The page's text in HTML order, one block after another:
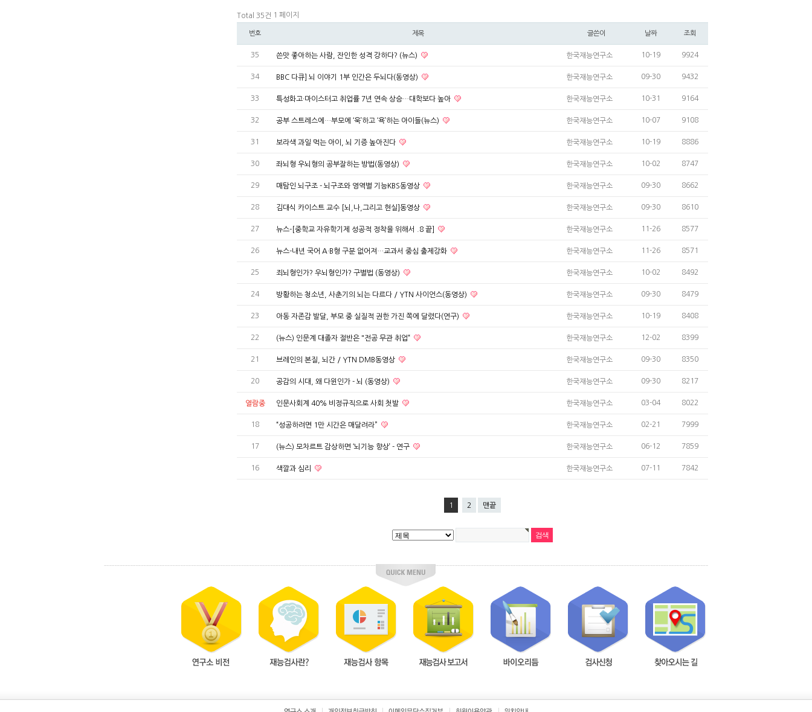
Total 35건 1 페이지
번호 제목 글쓴이 날짜 조회
35 쓴맛 좋아하는 사람, 잔인한 성격 강하다? (뉴스) 한국재능연구소 10-19 9924
34 BBC 다큐] 뇌 이야기 1부 인간은 두뇌다(동영상) 한국재능연구소 09-30 9432
33 특성화고·마이스터고 취업률 7년 연속 상승…대학보다 높아 한국재능연구소 10-31 9164
32 공부 스트레스에…부모에 ‘욱’하고 ‘욕’하는 아이들(뉴스) 한국재능연구소 10-07 9108
31 보라색 과일 먹는 아이, 뇌 기증 높아진다 한국재능연구소 10-19 8886
30 좌뇌형 우뇌형의 공부잘하는 방법(동영상) 한국재능연구소 10-02 8747
29 매탐인 뇌구조 - 뇌구조와 영역별 기능KBS동영상 한국재능연구소 09-30 8662
28 김대식 카이스트 교수 [뇌,나,그리고 현실]동영상 한국재능연구소 09-30 8610
27 뉴스-[중학교 자유학기제 성공적 정착을 위해서 .8 끝] 한국재능연구소 11-26 8577
26 뉴스-내년 국어 A·B형 구분 없어져…교과서 중심 출제강화 한국재능연구소 11-26 8571
25 죄뇌형인가? 우뇌형인가? 구별법 (동영상) 한국재능연구소 10-02 8492
24 방황하는 청소년, 사춘기의 뇌는 다르다 / YTN 사이언스(동영상) 한국재능연구소 09-30 8479
23 아동 자존감 발달, 부모 중 실질적 권한 가진 쪽에 달렸다(연구) 한국재능연구소 10-19 8408
22 (뉴스) 인문계 대졸자 절반은 "전공 무관 취업“ 한국재능연구소 12-02 8399
21 브레인의 본질, 뇌간 / YTN DMB동영상 한국재능연구소 09-30 8350
20 공감의 시대, 왜 다윈인가 - 뇌 (동영상) 한국재능연구소 09-30 8217
열람중 인문사회계 40% 비정규직으로 사회 첫발 한국재능연구소 03-04 8022
18 “성공하려면 1만 시간은 매달려라” 한국재능연구소 02-21 7999
17 (뉴스) 모차르트 감상하면 ‘뇌기능 향상’ - 연구 한국재능연구소 06-12 7859
16 색깔과 심리 한국재능연구소 07-11 7842
1 2 맨끝